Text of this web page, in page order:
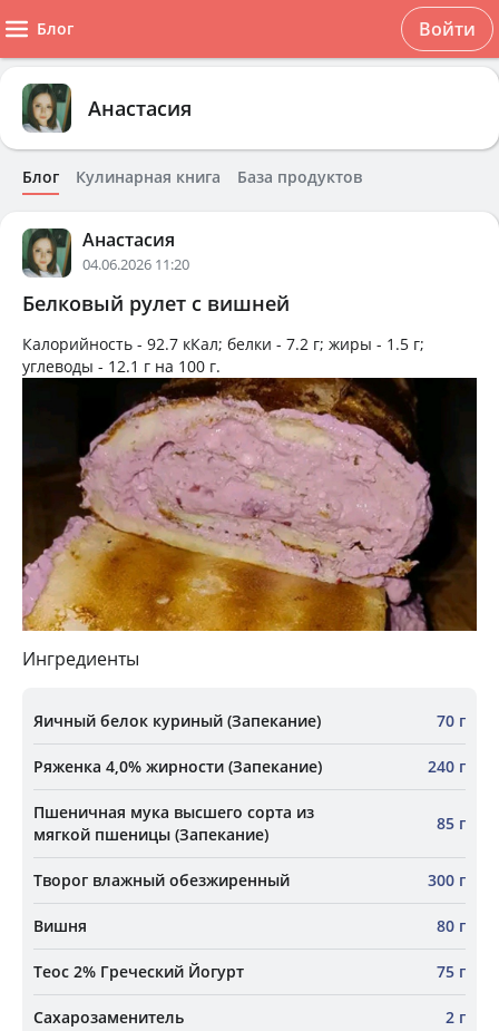
Блог Войти
Анастасия
Блог Кулинарная книга База продуктов
Анастасия
04.06.2026 11:20
Белковый рулет с вишней
Калорийность - 92.7 кКал; белки - 7.2 г; жиры - 1.5 г;
углеводы - 12.1 г на 100 г.
Ингредиенты
Яичный белок куриный (Запекание) 70 г
Ряженка 4,0% жирности (Запекание) 240 г
Пшеничная мука высшего сорта из
мягкой пшеницы (Запекание)
85 г
Творог влажный обезжиренный 300 г
Вишня 80 г
Теос 2% Греческий Йогурт 75 г
Сахарозаменитель 2 г